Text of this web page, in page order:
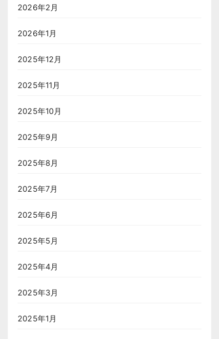
2026年2月
2026年1月
2025年12月
2025年11月
2025年10月
2025年9月
2025年8月
2025年7月
2025年6月
2025年5月
2025年4月
2025年3月
2025年1月